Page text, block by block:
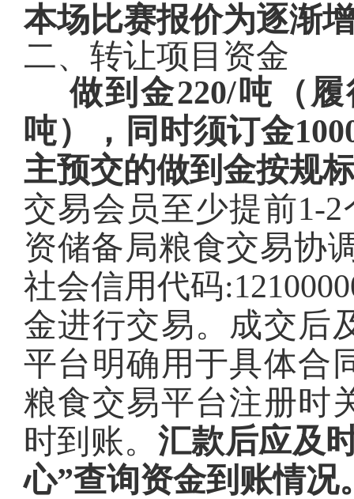
本场比赛报价为逐渐
二、转让项目资金
做到金220/吨（履
吨），同时须订金
主预交的做到金按规
交易会员至少提前1-
资储备局粮食交易协
社会信用代码
金进行交易。成交后
平台明确用于具体合
粮食交易平台注册时
时到账。 汇款后应及
心”查询资金到账情况